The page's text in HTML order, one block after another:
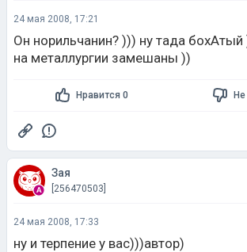
24 мая 2008, 17:21
Он норильчанин? ))) ну тада
на металлургии замешаны ))
Нравится 0
Зая
[256470503]
24 мая 2008, 17:33
ну и терпение у вас)))автор)